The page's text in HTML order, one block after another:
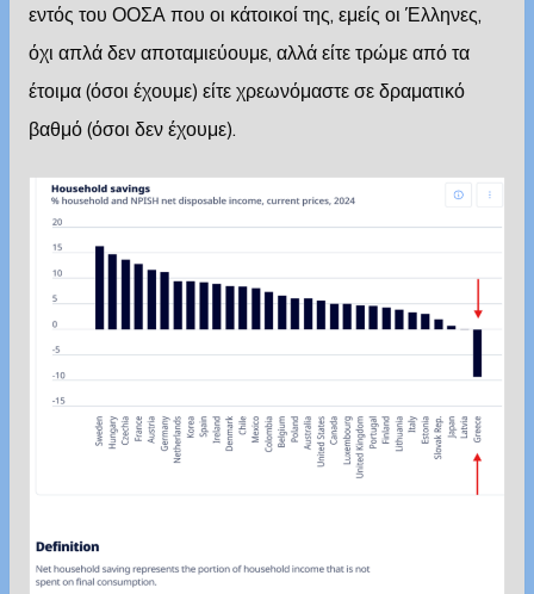
εντός του ΟΟΣΑ που οι κάτοικοί της, εμείς οι Έλληνες,
όχι απλά δεν αποταμιεύουμε, αλλά είτε τρώμε από τα
έτοιμα (όσοι έχουμε) είτε χρεωνόμαστε σε δραματικό
βαθμό (όσοι δεν έχουμε).